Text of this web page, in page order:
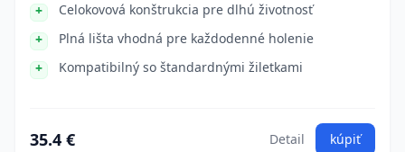
Celokovová konštrukcia pre dlhú životnosť
Plná lišta vhodná pre každodenné holenie
Kompatibilný so štandardnými žiletkami
35.4 € Detail kúpiť